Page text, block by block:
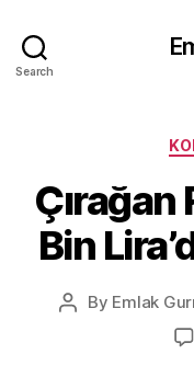
Search
Bin
Post
By Emlak